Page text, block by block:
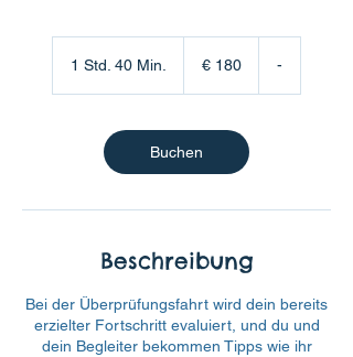
1 Std. 40 Min.
d
4
0
i
.
€ 180 -
Buchen
Beschreibung
Bei der Überprüfungsfahrt wird dein bereits
erzielter Fortschritt evaluiert, und du und
dein Begleiter bekommen Tipps wie ihr